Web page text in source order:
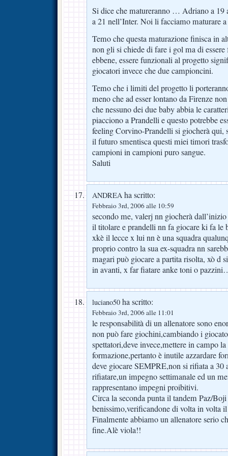
Si dice che matureranno … Adriano a 19
a 21 nell’Inter. Noi li facciamo maturare
Temo che questa maturazione finisca in
non gli si chiede di fare i gol ma di
ebbene, essere funzionali al progetto
giocatori invece che due campioncini.
Temo che i limiti del progetto li
meno che ad esser lontano da Firenze
che nessuno dei due baby abbia le
piacciono a Prandelli e questo potrebbe
feeling Corvino-Prandelli si giocherà qui,
il futuro smentisca questi miei timori
campioni in campioni puro sangue.
Saluti
ANDREA ha scritto:
Febbraio 3rd, 2006 alle 10:59
secondo me, valerj nn giocherà
il titolare e prandelli nn fa giocare ki fa le
xkè il lecce x lui nn è una squadra
proprio contro la sua ex-squadra nn
magari può giocare a partita risolta, xò d
in avanti, x far fiatare anke toni o
luciano50 ha scritto:
Febbraio 3rd, 2006 alle 11:01
le responsabilità di un allenatore sono
non può fare giochini,cambiando i
spettatori,deve invece,mettere in campo
formazione,pertanto è inutile azzardare
deve giocare SEMPRE,non si rifiata a 30
rifiatare,un impegno settimanale ed un
rappresentano impegni proibitivi.
Circa la seconda punta il tandem Paz/
benissimo,verificandone di volta in volta
Finalmente abbiamo un allenatore serio
fine.Alè viola!!